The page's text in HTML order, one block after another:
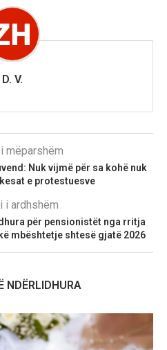
D. V.
mëparshëm
Nuk vijmë për sa kohë nuk
e protestuesve
i ardhshëm
për pensionistët nga rritja
mbështetje shtesë gjatë 2026
NDËRLIDHURA